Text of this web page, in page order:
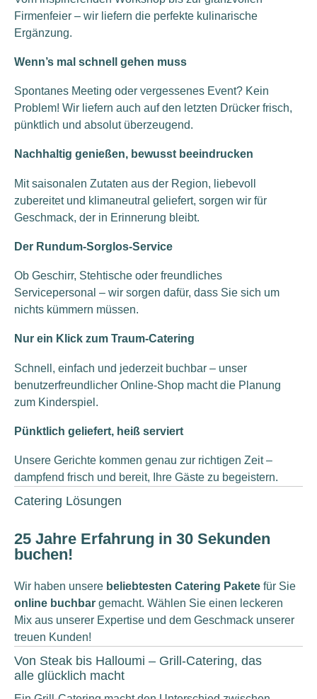
Firmenfeier – wir liefern die perfekte kulinarische
Ergänzung.
Wenn’s mal schnell gehen muss
Spontanes Meeting oder vergessenes Event? Kein
Problem! Wir liefern auch auf den letzten Drücker frisch,
pünktlich und absolut überzeugend.
Nachhaltig genießen, bewusst beeindrucken
Mit saisonalen Zutaten aus der Region, liebevoll
zubereitet und klimaneutral geliefert, sorgen wir für
Geschmack, der in Erinnerung bleibt.
Der Rundum-Sorglos-Service
Ob Geschirr, Stehtische oder freundliches
Servicepersonal – wir sorgen dafür, dass Sie sich um
nichts kümmern müssen.
Nur ein Klick zum Traum-Catering
Schnell, einfach und jederzeit buchbar – unser
benutzerfreundlicher Online-Shop macht die Planung
zum Kinderspiel.
Pünktlich geliefert, heiß serviert
Unsere Gerichte kommen genau zur richtigen Zeit –
dampfend frisch und bereit, Ihre Gäste zu begeistern.
Catering Lösungen
25 Jahre Erfahrung in 30 Sekunden
buchen!
Wir haben unsere beliebtesten Catering Pakete für Sie
online buchbar gemacht. Wählen Sie einen leckeren
Mix aus unserer Expertise und dem Geschmack unserer
treuen Kunden!
Von Steak bis Halloumi – Grill-Catering, das
alle glücklich macht